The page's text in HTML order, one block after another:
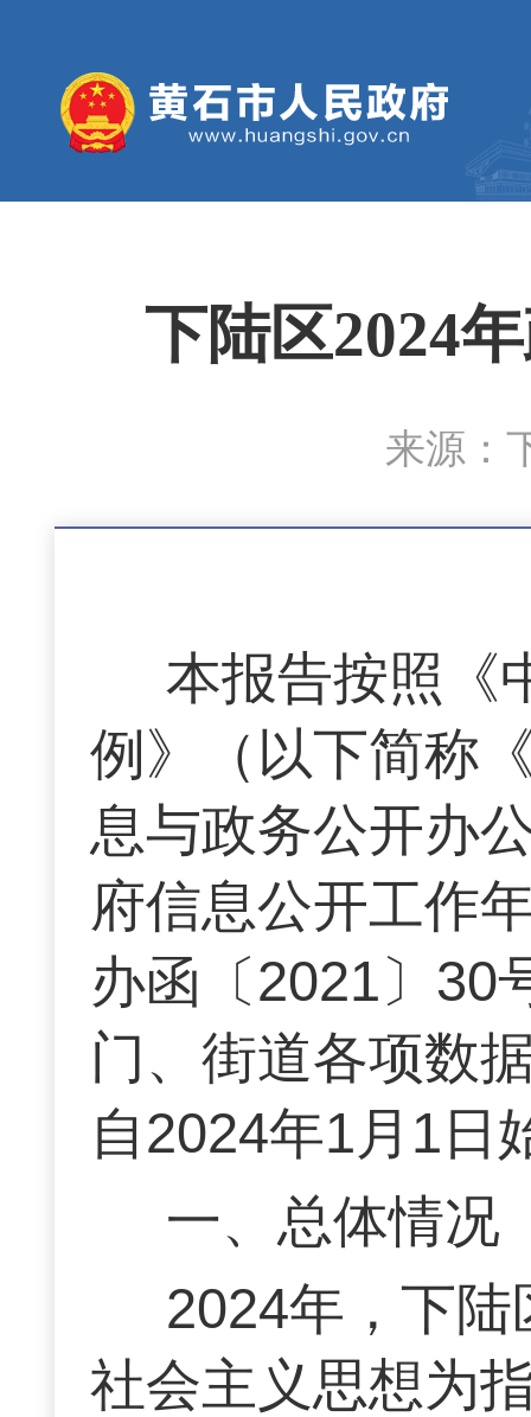
下陆区2024
来源
本报告按照《
例》（以下简称
息与政务公开办
府信息公开工作
办函〔2021〕30
门、街道各项数
自2024年1月1日
一、总体情况
2024年，下
社会主义思想为